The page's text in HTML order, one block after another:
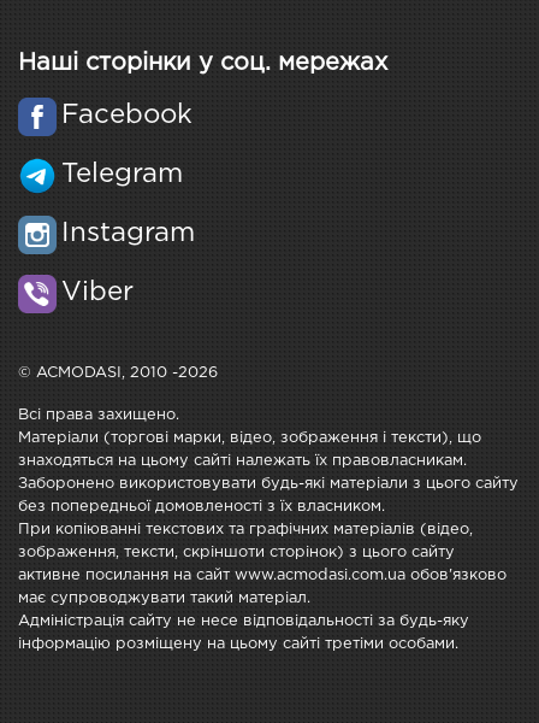
Наші сторінки у соц. мережах
Facebook
Telegram
Instagram
Viber
© ACMODASI, 2010 -2026
Всі права захищено.
Матеріали (торгові марки, відео, зображення і тексти), що
знаходяться на цьому сайті належать їх правовласникам.
Заборонено використовувати будь-які матеріали з цього сайту
без попередньої домовленості з їх власником.
При копіюванні текстових та графічних матеріалів (відео,
зображення, тексти, скріншоти сторінок) з цього сайту
активне посилання на сайт www.acmodasi.com.ua обов'язково
має супроводжувати такий матеріал.
Адміністрація сайту не несе відповідальності за будь-яку
інформацію розміщену на цьому сайті третіми особами.